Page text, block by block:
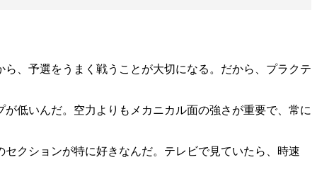
、予選をうまく戦うことが大切になる。だから、プラクテ
低いんだ。空力よりもメカニカル面の強さが重要で、常に
クションが特に好きなんだ。テレビで見ていたら、時速